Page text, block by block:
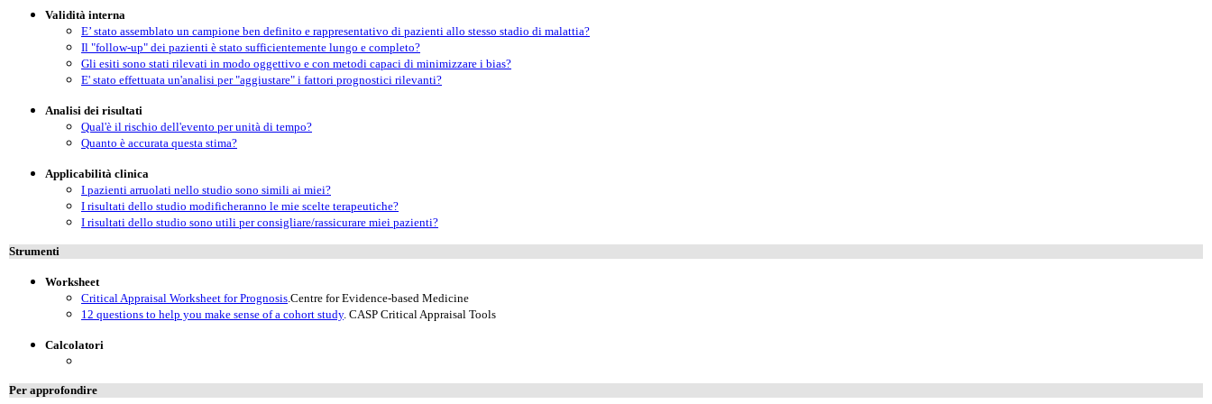
Validità interna
E’ stato assemblato un campione ben definito e rappresentativo di pazienti allo stesso stadio di malattia?
Il "follow-up" dei pazienti è stato sufficientemente lungo e completo?
Gli esiti sono stati rilevati in modo oggettivo e con metodi capaci di minimizzare i bias?
E' stato effettuata un'analisi per "aggiustare" i fattori prognostici rilevanti?
Analisi dei risultati
Qual'è il rischio dell'evento per unità di tempo?
Quanto è accurata questa stima?
Applicabilità clinica
I pazienti arruolati nello studio sono simili ai miei?
I risultati dello studio modificheranno le mie scelte terapeutiche?
I risultati dello studio sono utili per consigliare/rassicurare miei pazienti?
Strumenti
Worksheet
Critical Appraisal Worksheet for Prognosis.Centre for Evidence-based Medicine
12 questions to help you make sense of a cohort study. CASP Critical Appraisal Tools
Calcolatori
Per approfondire